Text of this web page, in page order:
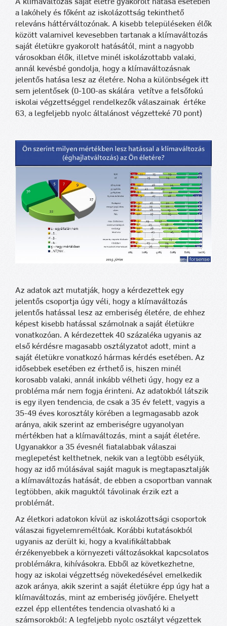
A klímaváltozás saját életre gyakorolt hatása esetében
a lakóhely és főként az iskolázottság tekinthető
releváns háttérváltozónak. A kisebb településeken élők
között valamivel kevesebben tartanak a klímaváltozás
saját életükre gyakorolt hatásától, mint a nagyobb
városokban élők, illetve minél iskolázottabb valaki,
annál kevésbé gondolja, hogy a klímaváltozásnak
jelentős hatása lesz az életére. Noha a különbségek itt
sem jelentősek (0-100-as skálára vetítve a felsőfokú
iskolai végzettséggel rendelkezők válaszainak értéke
63, a legfeljebb nyolc általánost végzetteké 70 pont)
Az adatok azt mutatják, hogy a kérdezettek egy
jelentős csoportja úgy véli, hogy a klímaváltozás
jelentős hatással lesz az emberiség életére, de ehhez
képest kisebb hatással számolnak a saját életükre
vonatkozóan. A kérdezettek 40 százaléka ugyanis az
első kérdésre magasabb osztályzatot adott, mint a
saját életükre vonatkozó hármas kérdés esetében. Az
idősebbek esetében ez érthető is, hiszen minél
korosabb valaki, annál inkább vélheti úgy, hogy ez a
probléma már nem fogja érinteni. Az adatokból látszik
is egy ilyen tendencia, de csak a 35 év felett, vagyis a
35-49 éves korosztály körében a legmagasabb azok
aránya, akik szerint az emberiségre ugyanolyan
mértékben hat a klímaváltozás, mint a saját életére.
Ugyanakkor a 35 évesnél fiatalabbak válaszai
meglepetést kelthetnek, nekik van a legtöbb esélyük,
hogy az idő múlásával saját maguk is megtapasztalják
a klímaváltozás hatását, de ebben a csoportban vannak
legtöbben, akik maguktól távolinak érzik ezt a
problémát.
Az életkori adatokon kívül az iskolázottsági csoportok
válaszai figyelemreméltóak. Korábbi kutatásokból
ugyanis az derült ki, hogy a kvalifikáltabbak
érzékenyebbek a környezeti változásokkal kapcsolatos
problémákra, kihívásokra. Ebből az következhetne,
hogy az iskolai végzettség növekedésével emelkedik
azok aránya, akik szerint a saját életükre épp úgy hat a
klímaváltozás, mint az emberiség jövőjére. Ehelyett
ezzel épp ellentétes tendencia olvasható ki a
számsorokból: A legfeljebb nyolc osztályt végzettek